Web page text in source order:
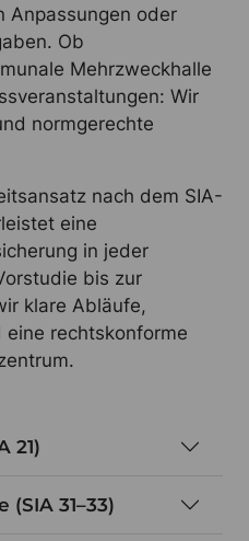
Anpassungen oder
Ob
Mehrzweckhalle
Wir
normgerechte
nach dem SIA-
eine
in jeder
bis zur
klare Abläufe,
eine rechtskonforme
21)
31–33)